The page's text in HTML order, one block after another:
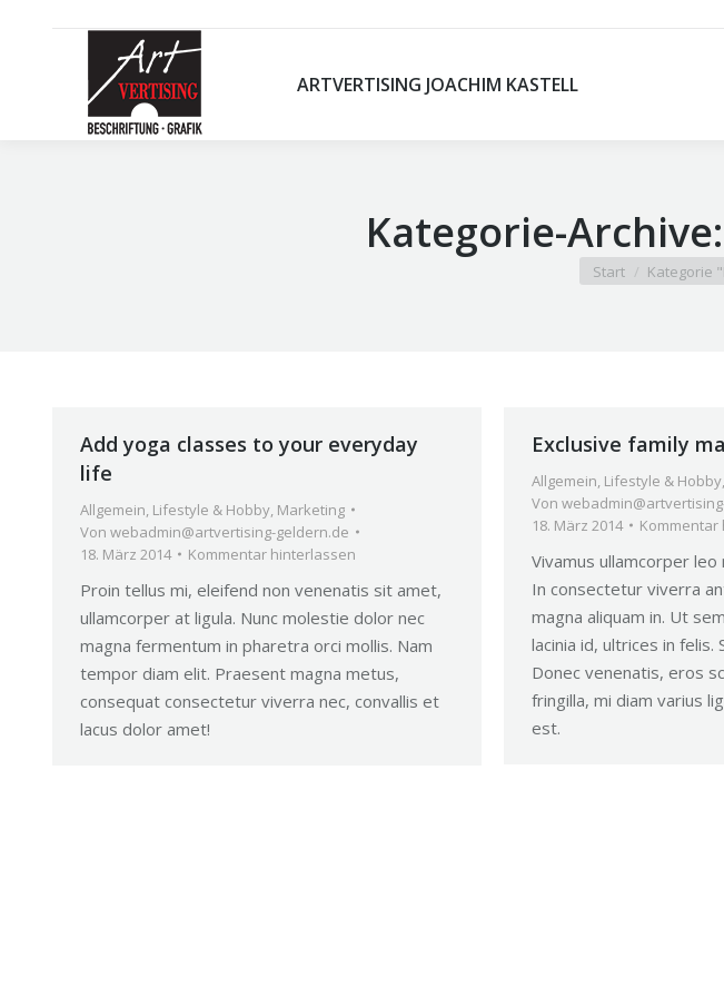
ARTVERTISING JOACHIM KASTELL
Kategorie-Archive:
Sie befinden sich
Start Kategorie
Add yoga classes to your everyday
life
Allgemein, Lifestyle & Hobby, Marketing
Von webadmin@artvertising-geldern.de
18. März 2014
Kommentar hinterlassen
Proin tellus mi, eleifend non venenatis sit amet,
ullamcorper at ligula. Nunc molestie dolor nec
magna fermentum in pharetra orci mollis. Nam
tempor diam elit. Praesent magna metus,
consequat consectetur viverra nec, convallis et
lacus dolor amet!
Exclusive family
Allgemein, Lifestyle & Hobby,
Von
18. März 2014
Vivamus ullamcorper leo
In consectetur viverra
magna aliquam in. Ut
lacinia id, ultrices in
Donec venenatis, eros
fringilla, mi diam varius
est.